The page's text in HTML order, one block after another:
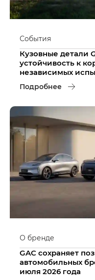
События
Кузовные детали
устойчивость к
независимых
Подробнее
О бренде
GAC сохраняет
автомобильных
июля 2026 года